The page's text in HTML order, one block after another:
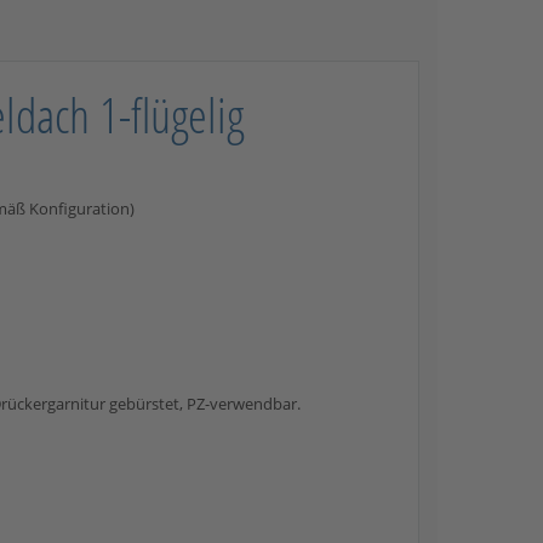
1-flügelig
Konfiguration)
gebürstet, PZ-verwendbar.